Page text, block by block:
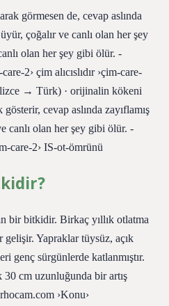
görmesen de, cevap aslında
çoğalır ve canlı olan her şey
olan her şey gibi ölür. -
2› çim alıcıslıdır ›çim-care-
→ Türk) · orijinalin kökeni
cevap aslında zayıflamış
canlı olan her şey gibi ölür. -
care-2› IS-ot-ömrünü
bir bitkidir. Birkaç yıllık otlatma
Yapraklar tüysüz, açık
genç sürgünlerde katlanmıştır.
cm uzunluğunda bir artış
›Konu›